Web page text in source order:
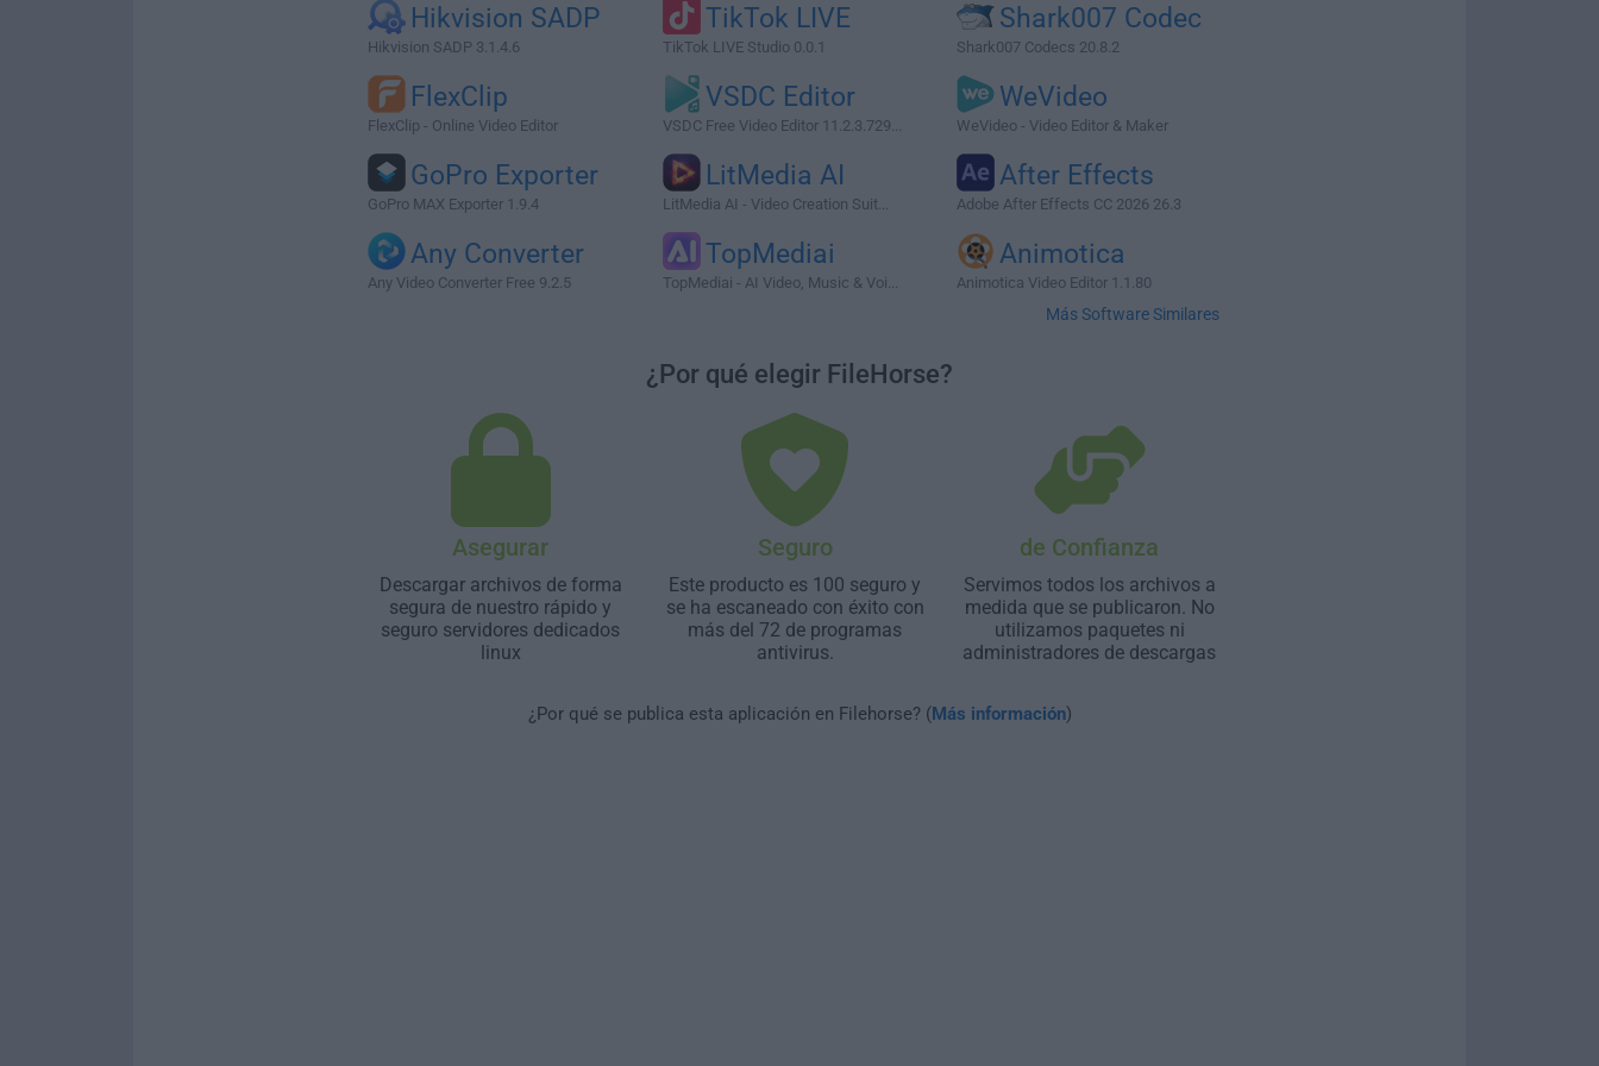
Hikvision SADP
Hikvision SADP 3.1.4.6
TikTok LIVE
TikTok LIVE Studio 0.0.1
Shark007 Codec
Shark007 Codecs 20.8.2
FlexClip
FlexClip - Online Video Editor
VSDC Editor
VSDC Free Video Editor 11.2.3.729...
WeVideo
WeVideo - Video Editor & Maker
GoPro Exporter
GoPro MAX Exporter 1.9.4
LitMedia AI
LitMedia AI - Video Creation Suit...
After Effects
Adobe After Effects CC 2026 26.3
Any Converter
Any Video Converter Free 9.2.5
TopMediai
TopMediai - AI Video, Music & Voi...
Animotica
Animotica Video Editor 1.1.80
Más Software Similares
¿Por qué elegir FileHorse?
Asegurar
Descargar archivos de forma
segura de nuestro rápido y
seguro servidores dedicados
linux
Seguro
Este producto es 100 seguro y
se ha escaneado con éxito con
más del 72 de programas
antivirus.
de Confianza
Servimos todos los archivos a
medida que se publicaron. No
utilizamos paquetes ni
administradores de descargas
¿Por qué se publica esta aplicación en Filehorse? (Más información)